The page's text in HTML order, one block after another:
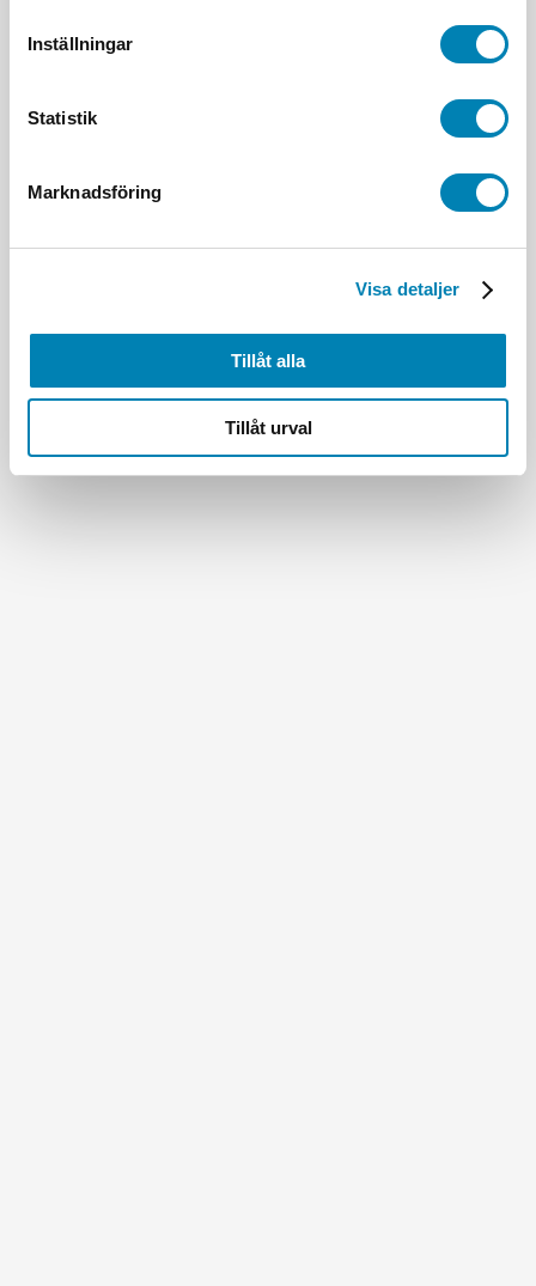
Inställningar
Statistik
Marknadsföring
Visa detaljer
Tillåt alla
Tillåt urval